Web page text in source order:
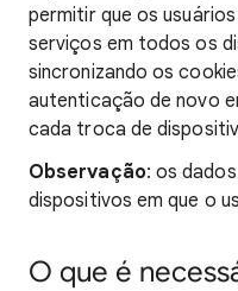
permitir que os
serviços em todos os
sincronizando os
autenticação de novo
cada troca de
Observação: os
dispositivos em que o
O que é